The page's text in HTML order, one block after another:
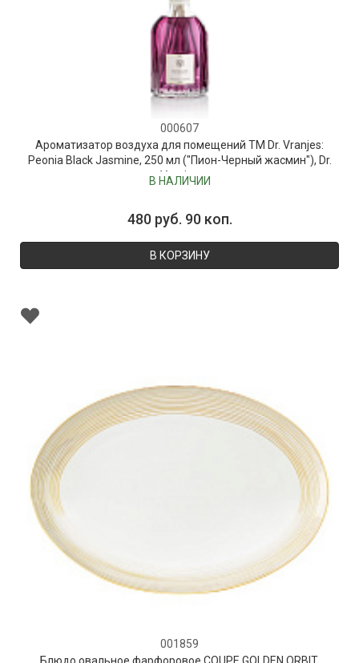
000607
Ароматизатор воздуха для помещений ТМ Dr. Vranjes:
Peonia Black Jasmine, 250 мл ("Пион-Черный жасмин"), Dr.
Vranjes
В НАЛИЧИИ
480 руб. 90 коп.
В КОРЗИНУ
001859